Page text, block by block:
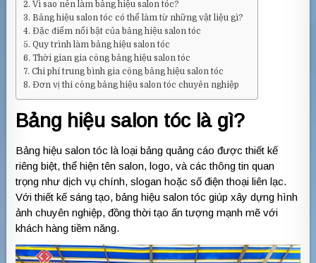
Vì sao nên làm bảng hiệu salon tóc?
Bảng hiệu salon tóc có thể làm từ những vật liệu gì?
Đặc điểm nổi bật của bảng hiệu salon tóc
Quy trình làm bảng hiệu salon tóc
Thời gian gia công bảng hiệu salon tóc
Chi phí trung bình gia công bảng hiệu salon tóc
Đơn vị thi công bảng hiệu salon tóc chuyên nghiệp
Bảng hiệu salon tóc là gì?
Bảng hiệu salon tóc là loại bảng quảng cáo được thiết kế
riêng biệt, thể hiện tên salon, logo, và các thông tin quan
trọng như dịch vụ chính, slogan hoặc số điện thoại liên lạc.
Với thiết kế sáng tạo, bảng hiệu salon tóc giúp xây dựng hình
ảnh chuyên nghiệp, đồng thời tạo ấn tượng mạnh mẽ với
khách hàng tiềm năng.